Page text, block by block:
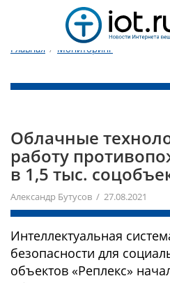
Главная / Мониторинг
Облачные
работу
в 1,5 тыс.
Александр Бутусов / 27.08.2021
Интеллектуальная
безопасности для
объектов «Реплекс»